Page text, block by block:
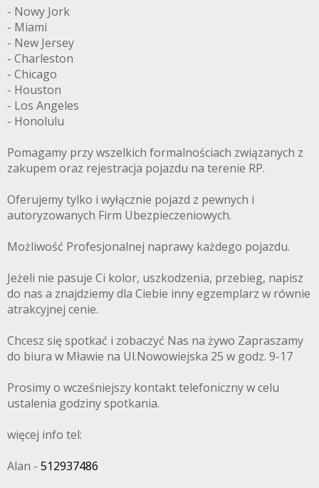
- Nowy Jork
- Miami
- New Jersey
- Charleston
- Chicago
- Houston
- Los Angeles
- Honolulu
Pomagamy przy wszelkich formalnościach związanych z
zakupem oraz rejestracja pojazdu na terenie RP.
Oferujemy tylko i wyłącznie pojazd z pewnych i
autoryzowanych Firm Ubezpieczeniowych.
Możliwość Profesjonalnej naprawy każdego pojazdu.
Jeżeli nie pasuje Ci kolor, uszkodzenia, przebieg, napisz
do nas a znajdziemy dla Ciebie inny egzemplarz w równie
atrakcyjnej cenie.
Chcesz się spotkać i zobaczyć Nas na żywo Zapraszamy
do biura w Mławie na Ul.Nowowiejska 25 w godz. 9-17
Prosimy o wcześniejszy kontakt telefoniczny w celu
ustalenia godziny spotkania.
więcej info tel:
Alan - 512937486